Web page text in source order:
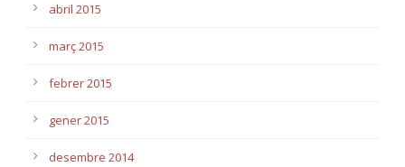
abril 2015
març 2015
febrer 2015
gener 2015
desembre 2014